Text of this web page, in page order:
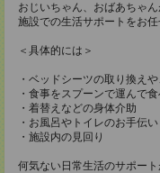
おじいちゃん、おばあちゃ
施設での生活サポートをお任
＜具体的には＞
・ベッドシーツの取り換え
・食事をスプーンで運んで
・着替えなどの身体介助
・お風呂やトイレのお手伝い
・施設内の見回り
何気ない日常生活のサポート